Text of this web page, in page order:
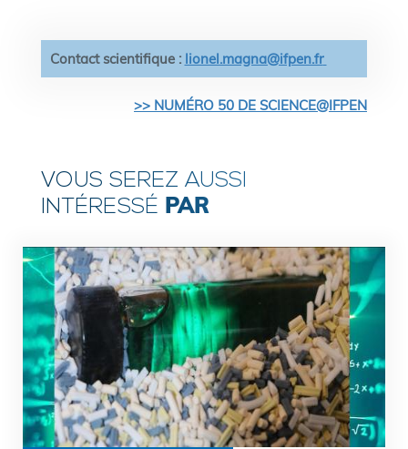
Contact scientifique : lionel.magna@ifpen.fr
>> NUMÉRO 50 DE SCIENCE@IFPEN
VOUS SEREZ AUSSI
INTÉRESSÉ PAR